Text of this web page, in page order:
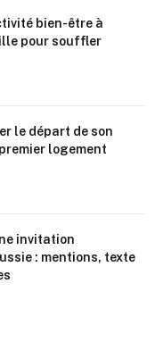
bien-être à
pour souffler
le départ de son
logement
invitation
: mentions, texte